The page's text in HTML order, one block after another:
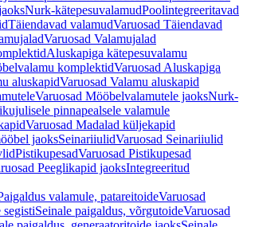
Nurk-kätepesuvalamudPoolintegreeritavad
Täiendavad valamudVaruosad Täiendavad
Varuosad Valamujalad
Aluskapiga kätepesuvalamu
komplektidVaruosad Aluskapiga
aluskapidVaruosad Valamu aluskapid
Varuosad Mööbelvalamutele jaoksNurk-
pinnapealsele valamule
Varuosad Madalad küljekapid
jaoksSeinariiulidVaruosad Seinariiulid
PistikupesadVaruosad Pistikupesad
Peeglikapid jaoksIntegreeritud
valamule, patareitoideVaruosad
Seinale paigaldus, võrgutoideVaruosad